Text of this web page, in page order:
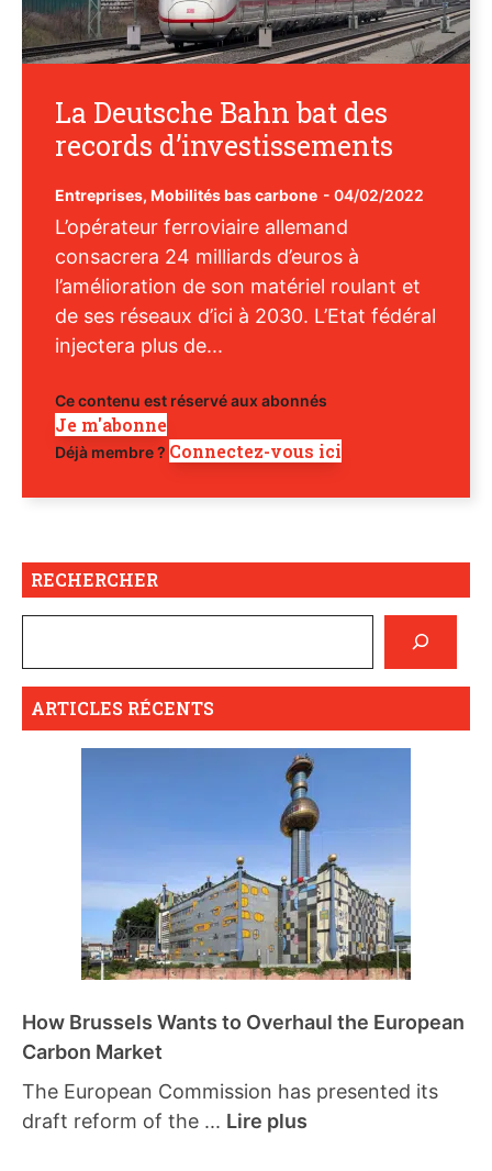
La Deutsche Bahn bat des
records d’investissements
Entreprises, Mobilités bas carbone - 04/02/2022
L’opérateur ferroviaire allemand
consacrera 24 milliards d’euros à
l’amélioration de son matériel roulant et
de ses réseaux d’ici à 2030. L’Etat fédéral
injectera plus de...
Ce contenu est réservé aux abonnés
Je m'abonne
Déjà membre ? Connectez-vous ici
RECHERCHER
ARTICLES RÉCENTS
How Brussels Wants to Overhaul the European
Carbon Market
The European Commission has presented its
draft reform of the ... Lire plus